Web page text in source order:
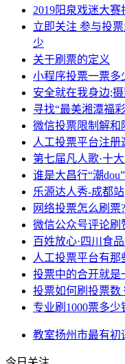
2019阳泉戏迷大赛
立即关注 参与投
少
关于刷票的定义
小程序投票一票多
安全就在我身边;
寻找“最美湘潭福
微信投票限制解和
人工投票平台注册
第七届凡人歌·十
谁是大昌行“潮
乐源达人秀-成都站
网络投票怎么刷
微信公众号评论刷
百姓放心·四川食
人工投票平台有那
投票中的合开就是
投票如何刷投票数
专业刷1000票多
教室扬州市最有初